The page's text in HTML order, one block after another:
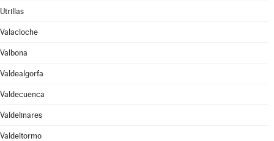
Utrillas
Valacloche
Valbona
Valdealgorfa
Valdecuenca
Valdelinares
Valdeltormo